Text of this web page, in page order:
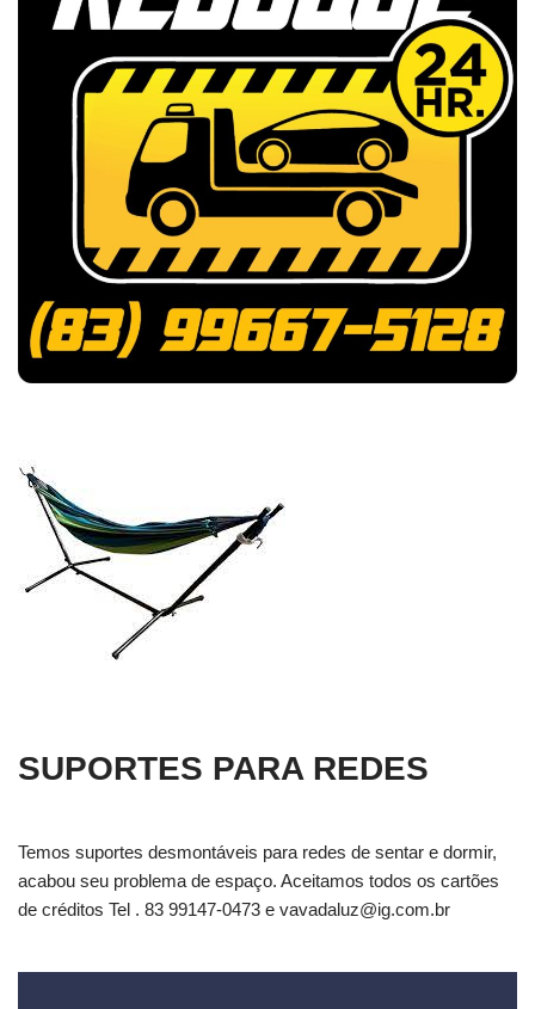
SUPORTES PARA REDES
Temos suportes desmontáveis para redes de sentar e dormir,
acabou seu problema de espaço. Aceitamos todos os cartões
de créditos Tel . 83 99147-0473 e vavadaluz@ig.com.br